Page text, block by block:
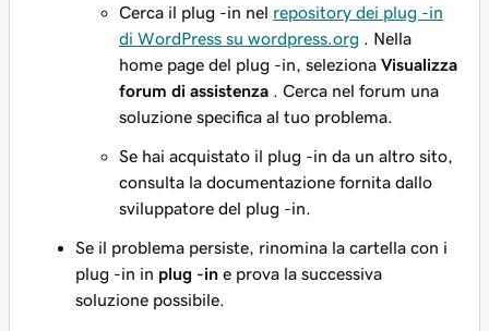
Cerca il plug -in nel repository dei plug -in
di WordPress su wordpress.org . Nella
home page del plug -in, seleziona Visualizza
forum di assistenza . Cerca nel forum una
soluzione specifica al tuo problema.
Se hai acquistato il plug -in da un altro sito,
consulta la documentazione fornita dallo
sviluppatore del plug -in.
Se il problema persiste, rinomina la cartella con i
plug -in in plug -in e prova la successiva
soluzione possibile.